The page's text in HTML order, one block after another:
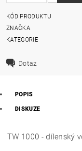
KÓD PRODUKTU
ZNAČKA
KATEGORIE
Dotaz
POPIS
DISKUZE
TW 1000 - dílenský